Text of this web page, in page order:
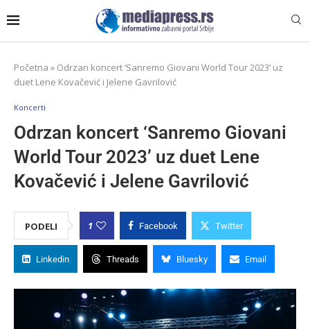
Početna » Odrzan koncert ‘Sanremo Giovani World Tour 2023’ uz
duet Lene Kovačević i Jelene Gavrilović
Koncerti
Odrzan koncert ‘Sanremo Giovani
World Tour 2023’ uz duet Lene
Kovačević i Jelene Gavrilović
PODELI 1 Facebook Twitter
Linkedin Threads Bluesky Email